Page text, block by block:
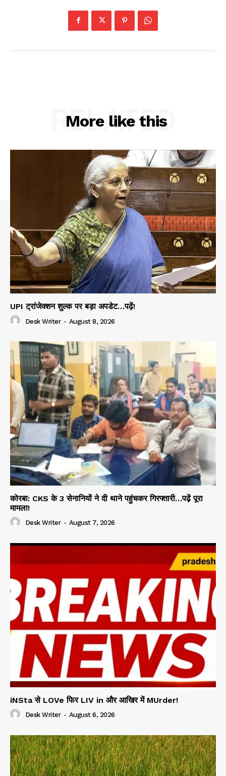
More like this
RELATED
UPI ट्रांजेक्शन शुल्क पर बड़ा अपडेट…पढ़ें!
Desk Writer - August 8, 2026
कोरबा: CKS के 3 सेनानियों ने दी थाने पहुंचकर गिरफ्तारी…पढ़ें पूरा
मामला!
Desk Writer - August 7, 2026
iNSta से LOVe फिर LIV in और आखिर में MUrder!
Desk Writer - August 6, 2026